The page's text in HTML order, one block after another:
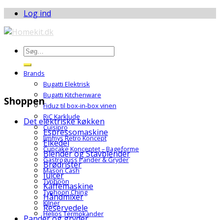
Log ind
Brands
Bugatti Elektrisk
Bugatti Kitchenware
Fiduz til box-in-box vinen
RiC Karklude
Cuisipro
Jimmys Retro Koncept
Cupcake Konceptet – Bageforme
Gastroguss Pander & Gryder
Mason Cash
Typhoon
Typhoon Ching
Kilner
Helios Termokander
Shoppen
Det elektriske køkken
Espressomaskine
Elkedel
Blender og Stavblender
Brødrister
Juicer
Kaffemaskine
Håndmixer
Reservedele